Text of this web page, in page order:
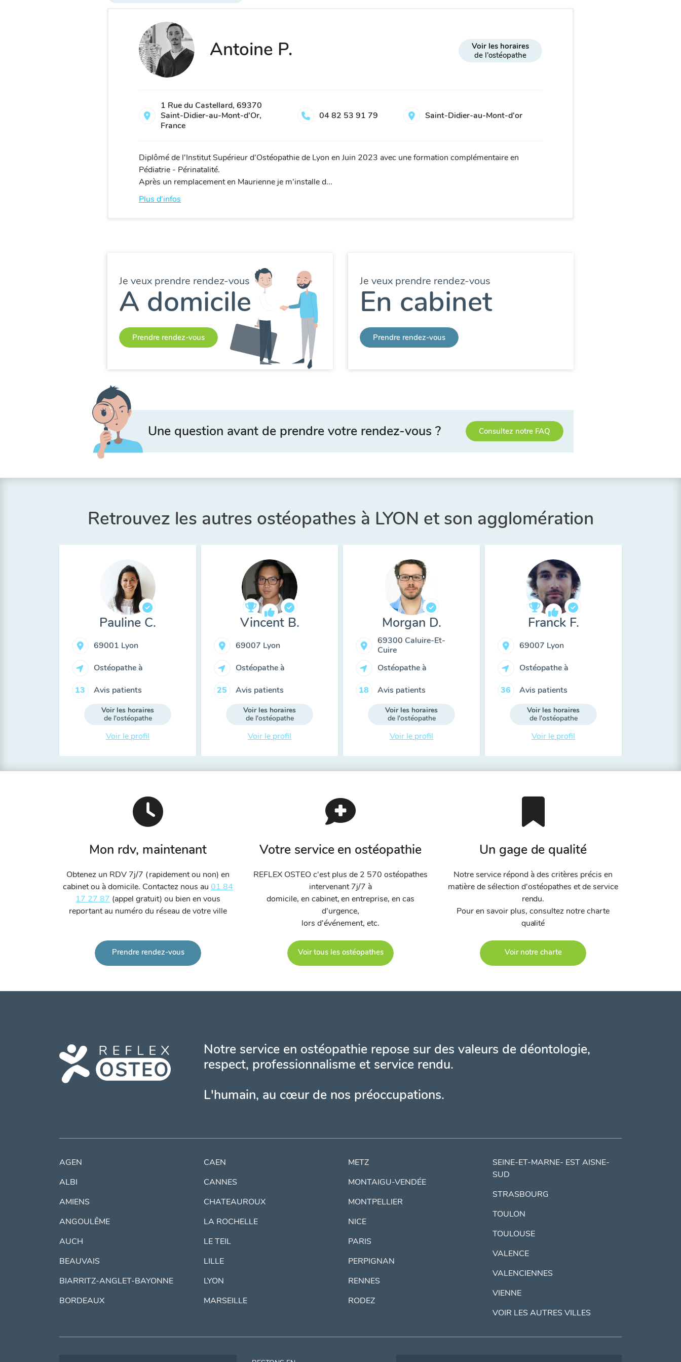
Antoine P.
Voir les horaires
de l'ostéopathe
1 Rue du Castellard, 69370
Saint-Didier-au-Mont-d'Or,
France
04 82 53 91 79 Saint-Didier-au-Mont-d'or
Diplômé de l'Institut Supérieur d'Ostéopathie de Lyon en Juin 2023 avec une formation complémentaire en
Pédiatrie - Périnatalité.
Après un remplacement en Maurienne je m'installe d...
Plus d'infos
Je veux prendre rendez-vous
A domicile
Prendre rendez-vous
Je veux prendre rendez-vous
En cabinet
Prendre rendez-vous
Une question avant de prendre votre rendez-vous ? Consultez notre FAQ
Retrouvez les autres ostéopathes à LYON et son agglomération
Pauline C.
69001 Lyon
Ostéopathe à
13 Avis patients
Voir les horaires
de l'ostéopathe
Voir le profil
Vincent B.
69007 Lyon
Ostéopathe à
25 Avis patients
Voir les horaires
de l'ostéopathe
Voir le profil
Morgan D.
69300 Caluire-Et-
Cuire
Ostéopathe à
18 Avis patients
Voir les horaires
de l'ostéopathe
Voir le profil
Franck F.
69007 Lyon
Ostéopathe à
36 Avis patients
Voir les horaires
de l'ostéopathe
Voir le profil
Mon rdv, maintenant
Obtenez un RDV 7j/7 (rapidement ou non) en
cabinet ou à domicile. Contactez nous au 01 84
17 27 87 (appel gratuit) ou bien en vous
reportant au numéro du réseau de votre ville
Prendre rendez-vous
Votre service en ostéopathie
REFLEX OSTEO c'est plus de 2 570 ostéopathes
intervenant 7j/7 à
domicile, en cabinet, en entreprise, en cas
d'urgence,
lors d'événement, etc.
Voir tous les ostéopathes
Un gage de qualité
Notre service répond à des critères précis en
matière de sélection d'ostéopathes et de service
rendu.
Pour en savoir plus, consultez notre charte
qualité
Voir notre charte
Notre service en ostéopathie repose sur des valeurs de déontologie,
respect, professionnalisme et service rendu.
L'humain, au cœur de nos préoccupations.
AGEN
ALBI
AMIENS
ANGOULÊME
AUCH
BEAUVAIS
BIARRITZ-ANGLET-BAYONNE
BORDEAUX
CAEN
CANNES
CHATEAUROUX
LA ROCHELLE
LE TEIL
LILLE
LYON
MARSEILLE
METZ
MONTAIGU-VENDÉE
MONTPELLIER
NICE
PARIS
PERPIGNAN
RENNES
RODEZ
SEINE-ET-MARNE- EST AISNE-
SUD
STRASBOURG
TOULON
TOULOUSE
VALENCE
VALENCIENNES
VIENNE
VOIR LES AUTRES VILLES